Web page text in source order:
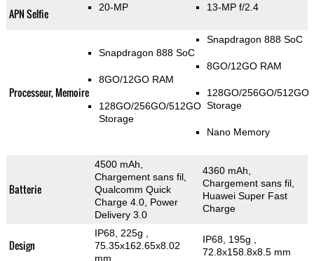
APN Selfie 20-MP 13-MP f/2.4
Processeur, Memoire
Snapdragon 888 SoC
8GO/12GO RAM
128GO/256GO/512GO
Storage
Snapdragon 888 SoC
8GO/12GO RAM
128GO/256GO/512GO
Storage
Nano Memory
Batterie
4500 mAh,
Chargement sans fil,
Qualcomm Quick
Charge 4.0, Power
Delivery 3.0
4360 mAh,
Chargement sans fil,
Huawei Super Fast
Charge
Design
IP68, 225g
75.35x162.65x8.02
mm
IP68, 195g
72.8x158.8x8.5 mm